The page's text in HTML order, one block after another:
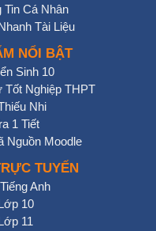
Tin Cá Nhân
Tài Liệu
NỔI BẬT
Sinh 10
Tốt Nghiệp THPT
Nhi
1 Tiết
Nguồn Moodle
TUYẾN
Anh
10
11